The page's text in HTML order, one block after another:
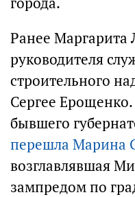
Ранее Маргарита
руководителя
строительного
Сергее
бывшего
перешла Марина
возглавлявшая
зампредом по